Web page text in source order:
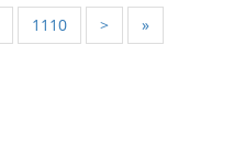
1110 > »